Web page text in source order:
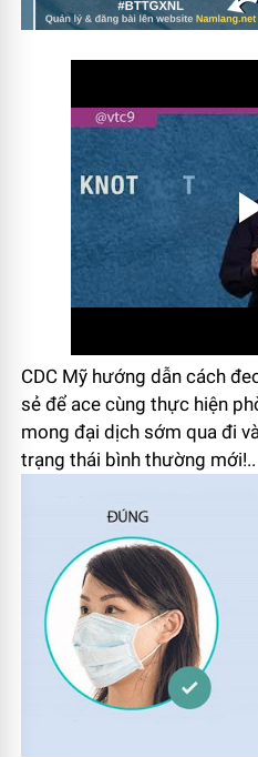
CDC Mỹ hướng dẫn cách
sẻ để ace cùng thực hiện
mong đại dịch sớm qua đi
trạng thái bình thường mới!..